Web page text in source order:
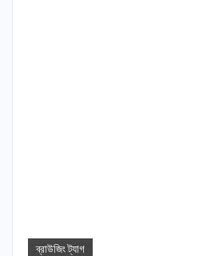
ব্রাউজিং ট্যাগ